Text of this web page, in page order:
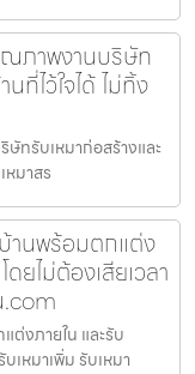
ณภาพงานบริษัท
ที่ไว้ใจได้ ไม่ทิ้ง
ทรับเหมาก่อสร้างและ
หมาสร
านพร้อมตกแต่ง
ยไม่ต้องเสียเวลา
.com
งภายใน และรับ
เหมาเพิ่ม รับเหมา